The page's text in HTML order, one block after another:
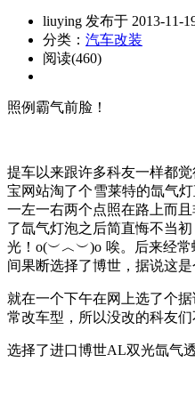
liuying 发布于 2013-11-
分类： 汽车改装
阅读(460)
照例霸气前脸！
提车以来跟许多科友一样都
宝网站淘了个雪莱特的氙气
一左一右两个点照在路上而
了氙气灯泡之后简直悔不当
光！o(︶︿︶)o 唉。后来经
间果断选择了博世，据说这
就在一个下午在网上选了个
常改车型，所以没改的科友
选择了进口博世AL双光氙气